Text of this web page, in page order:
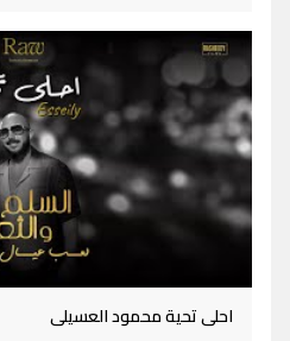
احلى تحية محمود العسيلى